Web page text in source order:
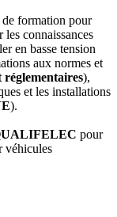
de formation pour
les connaissances
en basse tension
aux normes et
réglementaires),
et les installations
).
pour
véhicules